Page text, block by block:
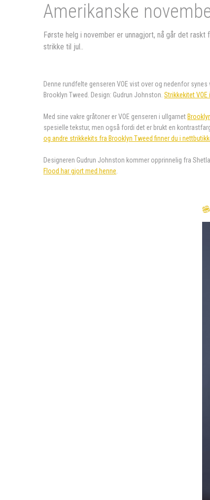
Amerikanske
Første helg i november er unnagjort, nå går det raskt
strikke til jul..
Denne rundfelte genseren VOE vist over og nedenfor
Brooklyn Tweed. Design: Gudrun Johnston. Strikkekitet
Med sine vakre gråtoner er VOE genseren i ullgarnet
spesielle tekstur, men også fordi det er brukt en
og andre strikkekits fra Brooklyn Tweed finner du i
Designeren Gudrun Johnston kommer opprinnelig fra
Flood har gjort med henne